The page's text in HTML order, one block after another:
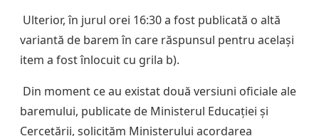
Ulterior, în jurul orei 16:30 a fost publicată o altă
variantă de barem în care răspunsul pentru același
item a fost înlocuit cu grila b).
Din moment ce au existat două versiuni oficiale ale
baremului, publicate de Ministerul Educației și
Cercetării, solicităm Ministerului acordarea